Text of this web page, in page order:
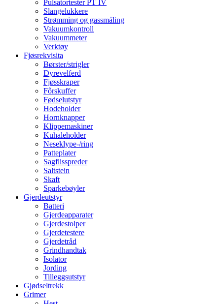
Pulsatortester PT IV
Slangelukkere
Strømming og gassmåling
Vakuumkontroll
Vakuummeter
Verktøy
Fjøsrekvisita
Børster/strigler
Dyrevelferd
Fjøsskraper
Fôrskuffer
Fødselutstyr
Hodeholder
Hornknapper
Klippemaskiner
Kuhaleholder
Neseklype-/ring
Patteplater
Sagflisspreder
Saltstein
Skaft
Sparkebøyler
Gjerdeutstyr
Batteri
Gjerdeapparater
Gjerdestolper
Gjerdetestere
Gjerdetråd
Grindhandtak
Isolator
Jording
Tilleggsutstyr
Gjødseltrekk
Grimer